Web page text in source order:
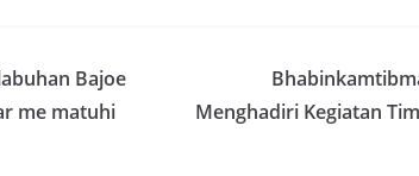
Bajoe
me matuhi
Menghadiri Kegiatan